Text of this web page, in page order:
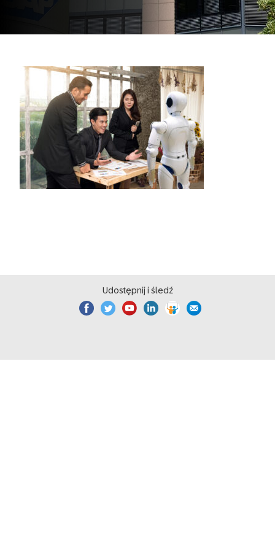
Udostępnij i śledź